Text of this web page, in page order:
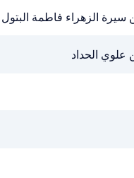
الزهراء فاطمة البتول
الحداد